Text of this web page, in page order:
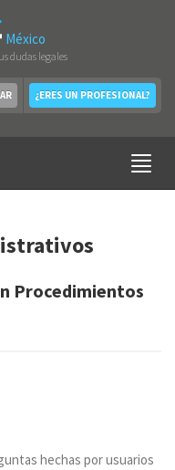
México
dudas legales
¿ERES UN PROFESIONAL?
Procedimientos
hechas por usuarios